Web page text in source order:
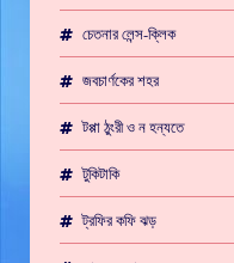
চেতনার লেন্স-ক্লিক
জবচার্ণকের শহর
টপ্পা ঠুংরী ও ন হন্যতে
টুকিটাকি
ট্রফির কফি ঝড়